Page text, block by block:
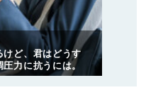
けど、君はどうす
力に抗うには。